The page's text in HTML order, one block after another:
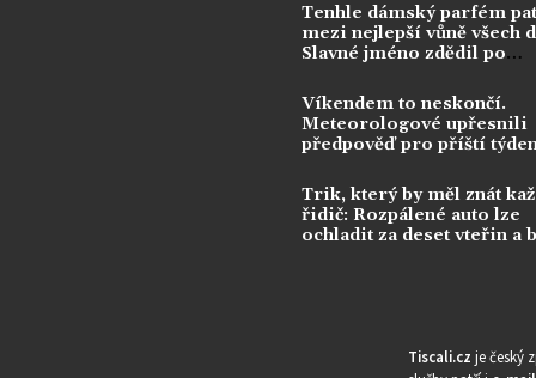
Tenhle dámský parfém
mezi nejlepší vůně všech
Slavné jméno zdědil po
Víkendem to neskončí.
Meteorologové upřesnili
předpověď pro příští
Trik, který by měl znát
řidič: Rozpálené auto lze
ochladit za deset vteřin a
Tiscali.cz je český